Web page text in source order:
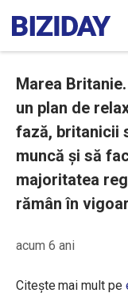
Marea
un plan de
fază, britanicii
muncă și să
majoritatea
rămân în
acum 6 ani
Citește mai mult pe